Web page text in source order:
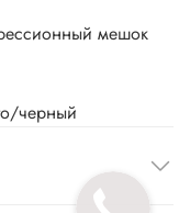
мешок
черный